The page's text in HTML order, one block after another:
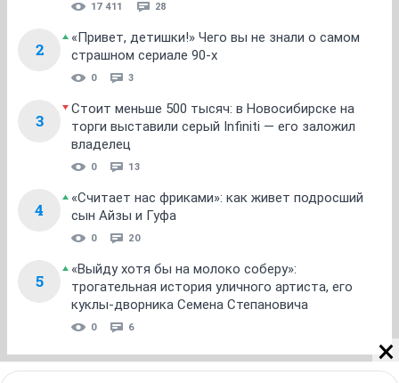
17 411 28
2
«Привет, детишки!» Чего вы не знали о самом
страшном сериале 90-х
0 3
3
Стоит меньше 500 тысяч: в Новосибирске на
торги выставили серый Infiniti — его заложил
владелец
0 13
4
«Считает нас фриками»: как живет подросший
сын Айзы и Гуфа
0 20
5
«Выйду хотя бы на молоко соберу»:
трогательная история уличного артиста, его
куклы-дворника Семена Степановича
0 6